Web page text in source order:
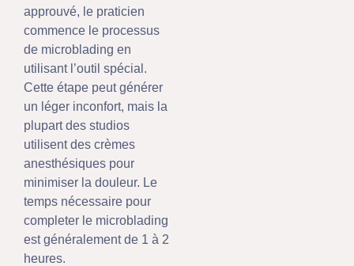
approuvé, le praticien
commence le processus
de microblading en
utilisant l’outil spécial.
Cette étape peut générer
un léger inconfort, mais la
plupart des studios
utilisent des crèmes
anesthésiques pour
minimiser la douleur. Le
temps nécessaire pour
completer le microblading
est généralement de 1 à 2
heures.